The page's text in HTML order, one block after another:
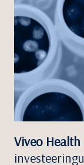
Viveo Health
investeeringu